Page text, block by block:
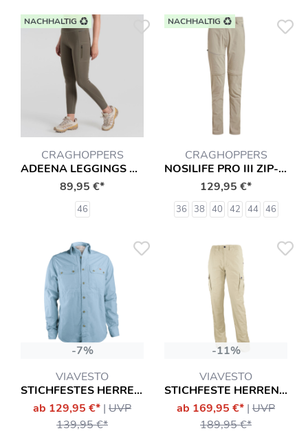
NACHHALTIG
CRAGHOPPERS
ADEENA LEGGINGS MIT INSEKTENSCHUTZ HOSE
89,95 €*
46
NACHHALTIG
CRAGHOPPERS
NOSILIFE PRO III ZIP-OFF HOSE
129,95 €*
36 38 40 42 44 46
-7%
VIAVESTO
STICHFESTES HERRENHEMD DIAS
ab 129,95 €* | UVP
139,95 €*
-11%
VIAVESTO
STICHFESTE HERREN-HOSE DIAS
ab 169,95 €* | UVP
189,95 €*